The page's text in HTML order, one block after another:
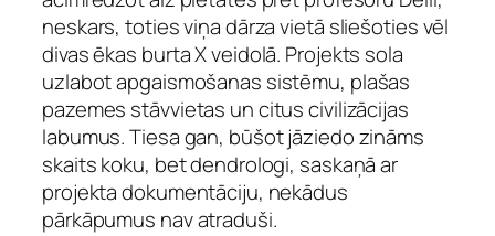
neskars, toties viņa dārza vietā sliešoties vēl
divas ēkas burta X veidolā. Projekts sola
uzlabot apgaismošanas sistēmu, plašas
pazemes stāvvietas un citus civilizācijas
labumus. Tiesa gan, būšot jāziedo zināms
skaits koku, bet dendrologi, saskaņā ar
projekta dokumentāciju, nekādus
pārkāpumus nav atraduši.